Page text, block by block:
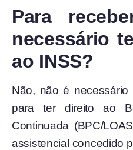
Para
necessário
ao INSS?
Não, não é
para ter direito ao
Continuada (BPC/
assistencial concedido